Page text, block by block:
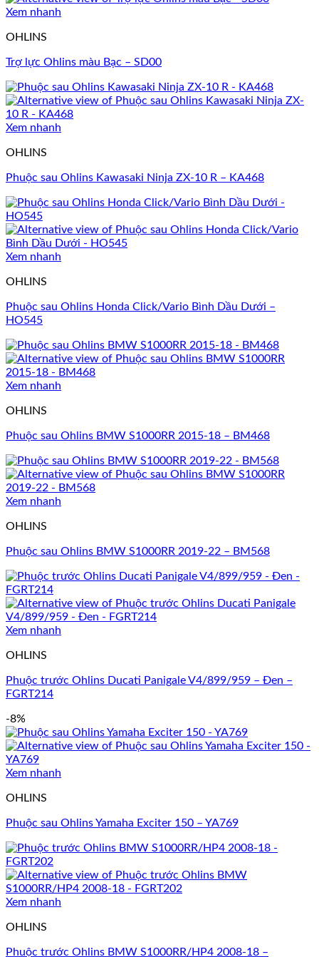
Xem nhanh
OHLINS
Trợ lực Ohlins màu Bạc – SD00
Xem nhanh
OHLINS
Phuộc sau Ohlins Kawasaki Ninja ZX-10 R – KA468
Xem nhanh
OHLINS
Phuộc sau Ohlins Honda Click/Vario Bình Dầu Dưới –
HO545
Xem nhanh
OHLINS
Phuộc sau Ohlins BMW S1000RR 2015-18 – BM468
Xem nhanh
OHLINS
Phuộc sau Ohlins BMW S1000RR 2019-22 – BM568
Xem nhanh
OHLINS
Phuộc trước Ohlins Ducati Panigale V4/899/959 – Đen –
FGRT214
-8%
Xem nhanh
OHLINS
Phuộc sau Ohlins Yamaha Exciter 150 – YA769
Xem nhanh
OHLINS
Phuộc trước Ohlins BMW S1000RR/HP4 2008-18 –